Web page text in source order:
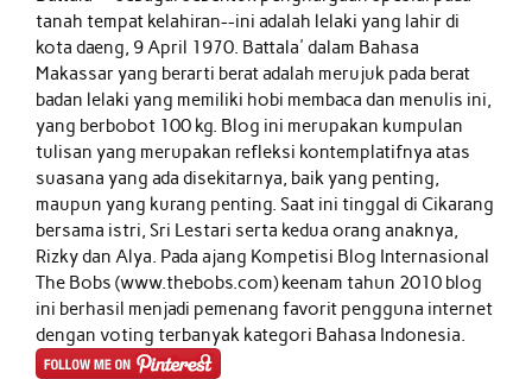
tanah tempat kelahiran--ini adalah lelaki yang lahir di
kota daeng, 9 April 1970. Battala' dalam Bahasa
Makassar yang berarti berat adalah merujuk pada berat
badan lelaki yang memiliki hobi membaca dan menulis ini,
yang berbobot 100 kg. Blog ini merupakan kumpulan
tulisan yang merupakan refleksi kontemplatifnya atas
suasana yang ada disekitarnya, baik yang penting,
maupun yang kurang penting. Saat ini tinggal di Cikarang
bersama istri, Sri Lestari serta kedua orang anaknya,
Rizky dan Alya. Pada ajang Kompetisi Blog Internasional
The Bobs (www.thebobs.com) keenam tahun 2010 blog
ini berhasil menjadi pemenang favorit pengguna internet
dengan voting terbanyak kategori Bahasa Indonesia.